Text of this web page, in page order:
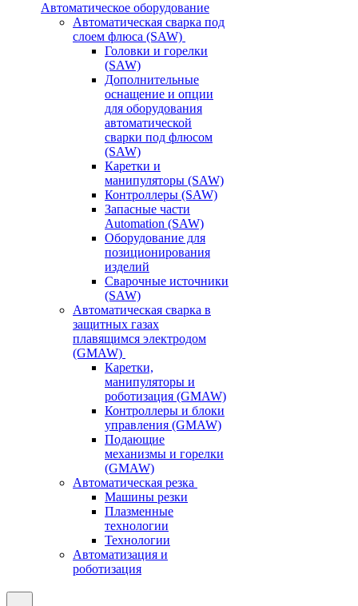
Автоматическое оборудование
Автоматическая сварка под
слоем флюса (SAW)
Головки и горелки
(SAW)
Дополнительные
оснащение и опции
для оборудования
автоматической
сварки под флюсом
(SAW)
Каретки и
манипуляторы (SAW)
Контроллеры (SAW)
Запасные части
Automation (SAW)
Оборудование для
позиционирования
изделий
Сварочные источники
(SAW)
Автоматическая сварка в
защитных газах
плавящимся электродом
(GMAW)
Каретки,
манипуляторы и
роботизация (GMAW)
Контроллеры и блоки
управления (GMAW)
Подающие
механизмы и горелки
(GMAW)
Автоматическая резка
Машины резки
Плазменные
технологии
Технологии
Автоматизация и
роботизация